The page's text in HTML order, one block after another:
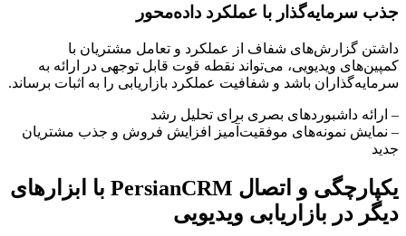
جذب سرمایه‌گذار با عملکرد داده‌محور
داشتن گزارش‌های شفاف از عملکرد و تعامل مشتریان با
کمپین‌های ویدیویی، می‌تواند نقطه قوت قابل توجهی در ارائه به
سرمایه‌گذاران باشد و شفافیت عملکرد بازاریابی را به اثبات برساند.
– ارائه داشبوردهای بصری برای تحلیل رشد
– نمایش نمونه‌های موفقیت‌آمیز افزایش فروش و جذب مشتریان
جدید
یکپارچگی و اتصال PersianCRM با ابزارهای
دیگر در بازاریابی ویدیویی